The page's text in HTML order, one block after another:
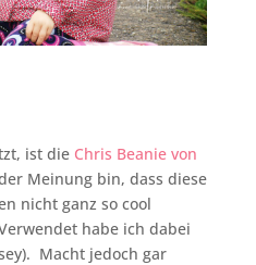
ist die Chris Beanie von
Meinung bin, dass diese
nicht ganz so cool
habe ich dabei
Macht jedoch gar